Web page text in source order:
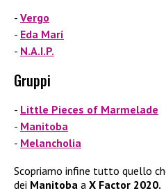
Vergo
Eda Marí
N.A.I.P.
Gruppi
Little Pieces of Marmelade
Manitoba
Melancholia
Scopriamo infine tutto quello
dei Manitoba a X Factor 2020.